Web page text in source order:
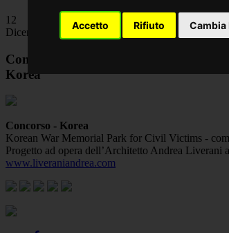
Accetto Rifiuto Cambia
12
Dicembre 2020
Concorso
Korea
Concorso - Korea
Korean War Memorial Park for Civil Victims -
Progetto ad opera dell’Architetto Andrea
www.liveraniandrea.com